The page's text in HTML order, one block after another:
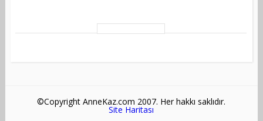
©Copyright AnneKaz.com 2007. Her hakkı saklıdır.
Site Haritası